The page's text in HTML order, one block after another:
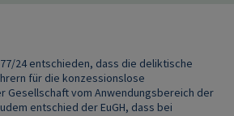
77/24 entschieden, dass die deliktische
für die konzessionslose
Gesellschaft vom Anwendungsbereich der
entschied der EuGH, dass bei